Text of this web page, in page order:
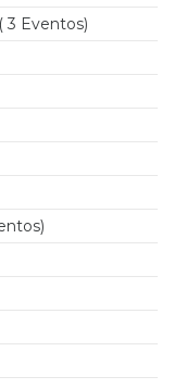
( 3 Eventos)